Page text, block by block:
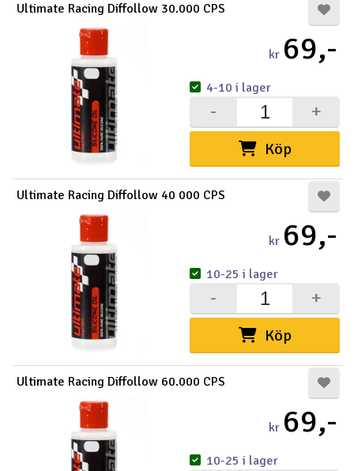
Ultimate Racing Diffollow 30.000 CPS
kr 69,-
Köp
+
-
4-10 i lager
Ultimate Racing Diffollow 40 000 CPS
kr 69,-
Köp
+
-
10-25 i lager
Ultimate Racing Diffollow 60.000 CPS
kr 69,-
10-25 i lager